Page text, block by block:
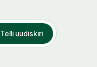
Telli uudiskiri